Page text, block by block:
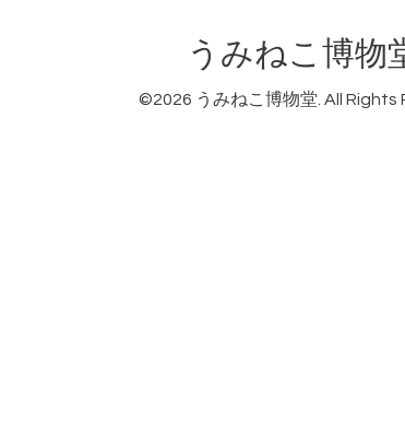
うみねこ博物
©2026 うみねこ博物堂. All Rights